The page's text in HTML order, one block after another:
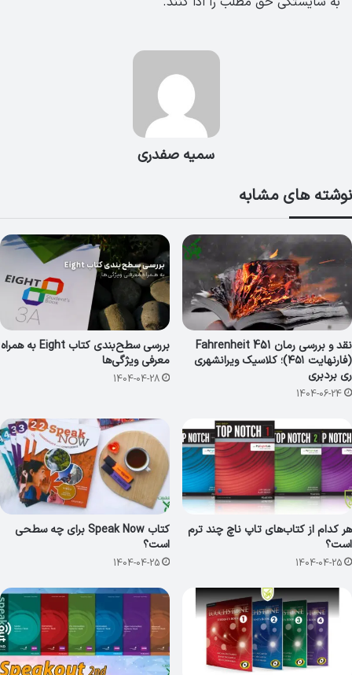
سمیه صفدری
نوشته های مشابه
نقد و بررسی رمان Fahrenheit 451
(فارنهایت ۴۵۱)؛ کلاسیک ویرانشهری
ری بردبری
1404-06-24
بررسی سطح‌بندی کتاب Eight به همراه
معرفی ویژگی‌ها
1404-04-28
هر کدام از کتاب‌های تاپ ناچ چند ترم
است؟
1404-04-25
کتاب Speak Now برای چه سطحی
است؟
1404-04-25